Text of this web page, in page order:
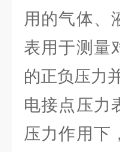
用的气体、
表用于测量
的正负压力
电接点压力
压力作用下